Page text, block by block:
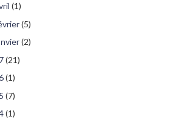
(1)
(5)
(2)
(21)
(1)
(7)
(1)